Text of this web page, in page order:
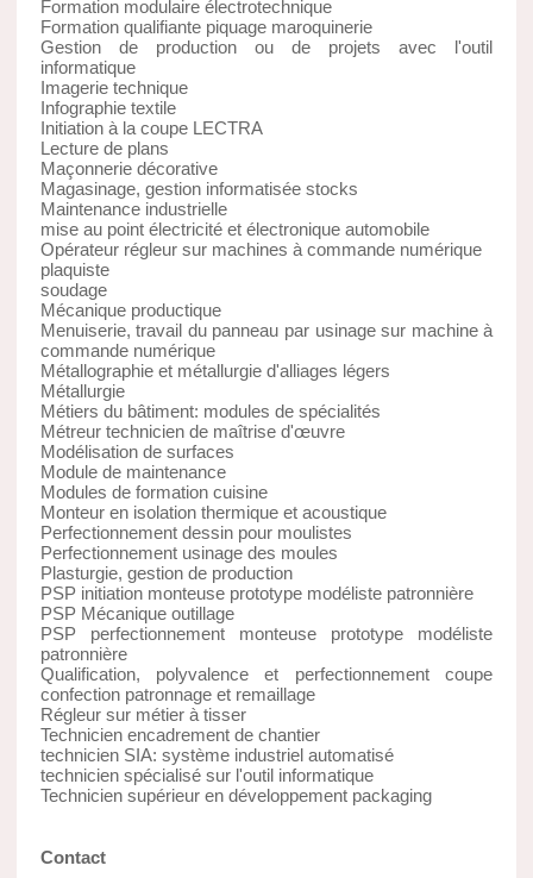
Formation modulaire électrotechnique
Formation qualifiante piquage maroquinerie
Gestion de production ou de projets avec l'outil
informatique
Imagerie technique
Infographie textile
Initiation à la coupe LECTRA
Lecture de plans
Maçonnerie décorative
Magasinage, gestion informatisée stocks
Maintenance industrielle
mise au point électricité et électronique automobile
Opérateur régleur sur machines à commande numérique
plaquiste
soudage
Mécanique productique
Menuiserie, travail du panneau par usinage sur machine à
commande numérique
Métallographie et métallurgie d'alliages légers
Métallurgie
Métiers du bâtiment: modules de spécialités
Métreur technicien de maîtrise d'œuvre
Modélisation de surfaces
Module de maintenance
Modules de formation cuisine
Monteur en isolation thermique et acoustique
Perfectionnement dessin pour moulistes
Perfectionnement usinage des moules
Plasturgie, gestion de production
PSP initiation monteuse prototype modéliste patronnière
PSP Mécanique outillage
PSP perfectionnement monteuse prototype modéliste
patronnière
Qualification, polyvalence et perfectionnement coupe
confection patronnage et remaillage
Régleur sur métier à tisser
Technicien encadrement de chantier
technicien SIA: système industriel automatisé
technicien spécialisé sur l'outil informatique
Technicien supérieur en développement packaging
Contact